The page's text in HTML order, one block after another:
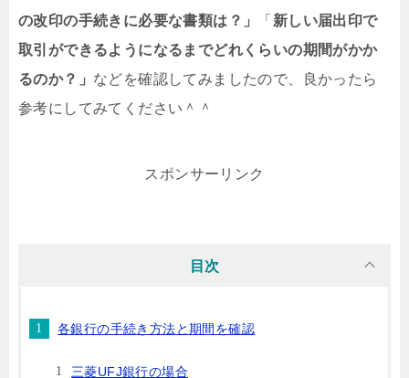
の改印の手続きに必要な書類は？」
「 新しい届出印で
取引ができるようになるまでどれくらいの期間がかか
るのか？」 などを確認してみましたので、良かったら
参考にしてみてください＾＾
スポンサーリンク
目次
各銀行の手続き方法と期間を確認
三菱UFJ銀行の場合